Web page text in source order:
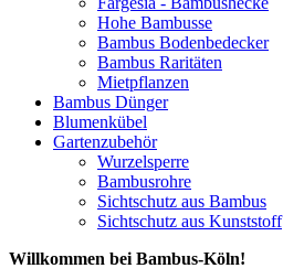
Hohe Bambusse
Bambus Bodenbedecker
Bambus Raritäten
Mietpflanzen
Bambus Dünger
Blumenkübel
Gartenzubehör
Wurzelsperre
Bambusrohre
Sichtschutz aus Bambus
Sichtschutz aus Kunststoff
Willkommen bei Bambus-Köln!